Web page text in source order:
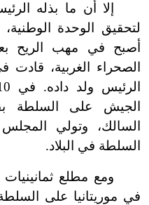
إلا أن ما بذله
لتحقيق الوحدة
أصبح في مهب الريح
الصحراء الغربية، قادت
الجيش على السلطة
السالك، وتولي
السلطة في البلاد.
ومع مطلع
في موريتانيا على